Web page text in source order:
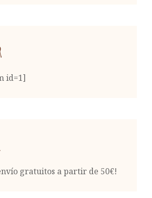
id=1]
gratuitos a partir de 50€!